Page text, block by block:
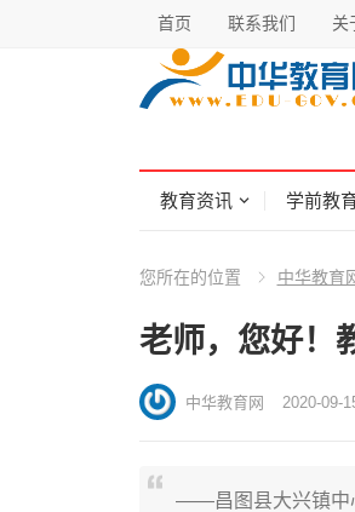
首页 联系我们 关
教育资讯 学前教
您所在的位置 中华教育
老师，您好！
中华教育网 2020-09-
——昌图县大兴镇中